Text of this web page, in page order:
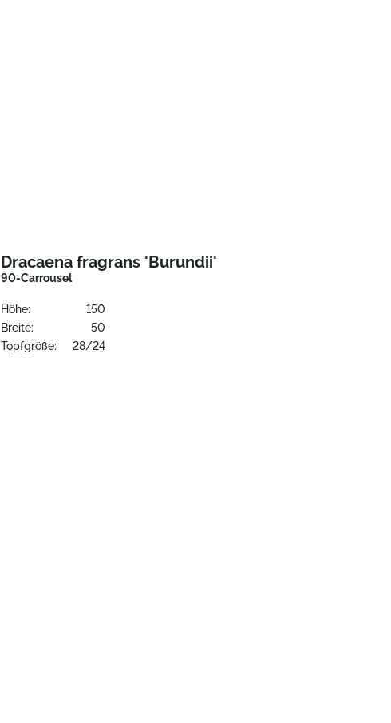
Dracaena fragrans 'Burundii'
90-Carrousel
Höhe:
150
Breite:
50
Topfgröße:
28/24